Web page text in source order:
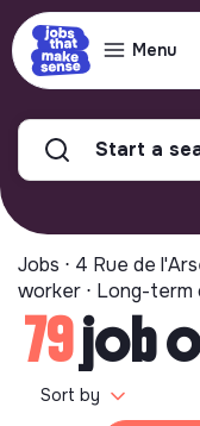
Menu
Start a
Jobs ⋅ 4 Rue de
worker ⋅ Long-
79job
Sort by